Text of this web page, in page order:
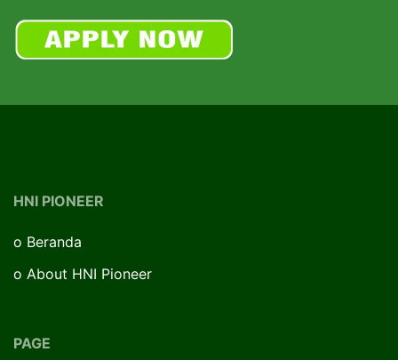
HNI PIONEER
o Beranda
o About HNI Pioneer
PAGE